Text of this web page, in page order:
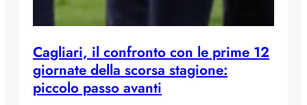
Cagliari, il confronto con le prime 12
giornate della scorsa stagione:
piccolo passo avanti